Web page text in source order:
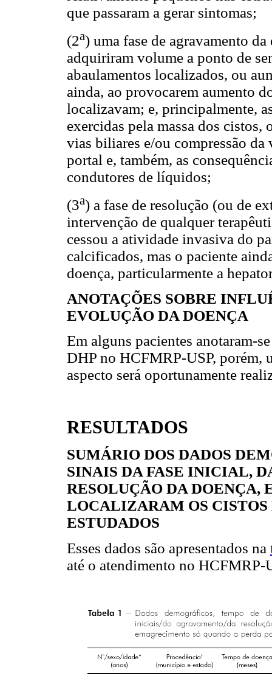
que passaram a gerar sintomas;
(2a) uma fase de agravamento
adquiriram volume a ponto de
abaulamentos localizados, ou
ainda, ao provocarem aumento
localizavam; e, principalmente,
exercidas pela massa dos
vias biliares e/ou compressão
portal e, também, as
condutores de líquidos;
(3a) a fase de resolução (ou de
intervenção de qualquer
cessou a atividade invasiva do
calcificados, mas o paciente
doença, particularmente a
ANOTAÇÕES SOBRE
EVOLUÇÃO DA DOENÇA
Em alguns pacientes anotaram-
DHP no HCFMRP-USP, porém,
aspecto será oportunamente
RESULTADOS
SUMÁRIO DOS DADOS
SINAIS DA FASE INICIAL,
RESOLUÇÃO DA DOENÇA,
LOCALIZARAM OS CISTOS
ESTUDADOS
Esses dados são apresentados na
até o atendimento no HCFMRP-